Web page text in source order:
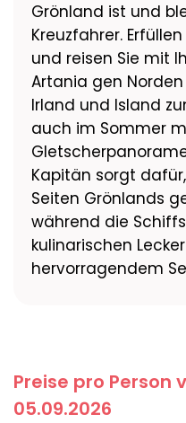
Grönland ist und
Kreuzfahrer.
und reisen Sie mit
Artania gen
Irland und Island
auch im Sommer
Kapitän sorgt
Seiten Grönlands
während die
kulinarischen
hervorragendem
Preise pro Person
05.09.2026